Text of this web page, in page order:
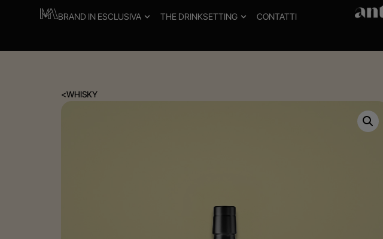
BRAND IN ESCLUSIVA THE DRINKSETTING
CONTATTI
<WHISKY